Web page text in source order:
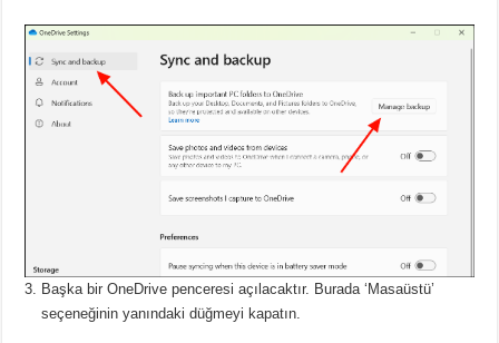
Başka bir OneDrive penceresi açılacaktır. Burada ‘Masaüstü’
seçeneğinin yanındaki düğmeyi kapatın.